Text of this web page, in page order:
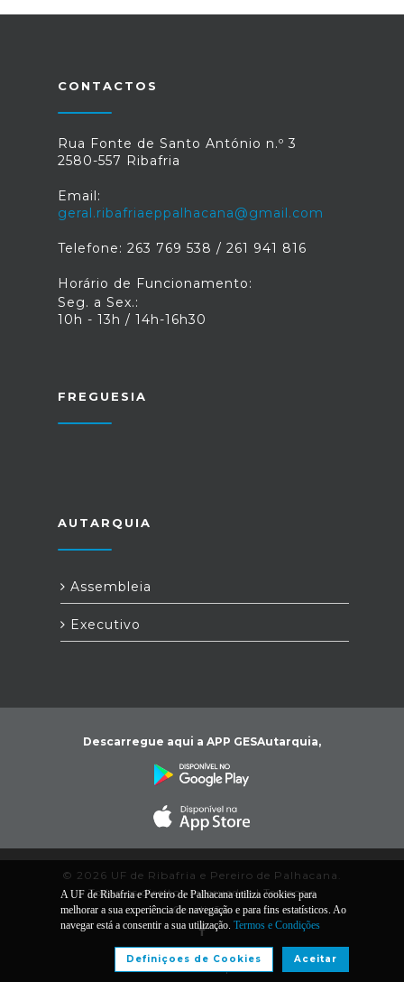
CONTACTOS
Rua Fonte de Santo António n.º 3
2580-557 Ribafria
Email:
geral.ribafriaeppalhacana@gmail.com
Telefone: 263 769 538 / 261 941 816
Horário de Funcionamento:
Seg. a Sex.:
10h - 13h / 14h-16h30
FREGUESIA
AUTARQUIA
Assembleia
Executivo
Descarregue aqui a APP GESAutarquia,
© 2026 UF de Ribafria e Pereiro de Palhacana.
Todos os direitos reservados | Termos e
Condições
Desenvolvido por:
A UF de Ribafria e Pereiro de Palhacana utiliza cookies para
melhorar a sua experiência de navegação e para fins estatísticos. Ao
navegar está a consentir a sua utilização. Termos e Condições
Aceitar
Definiçoes de Cookies